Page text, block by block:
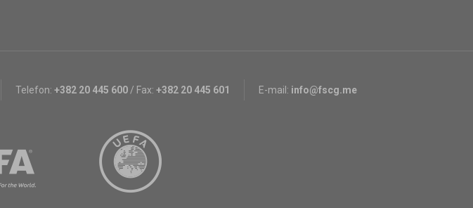
Telefon: +382 20 445 600 / Fax: +382 20 445 601 E-mail: info@fscg.me